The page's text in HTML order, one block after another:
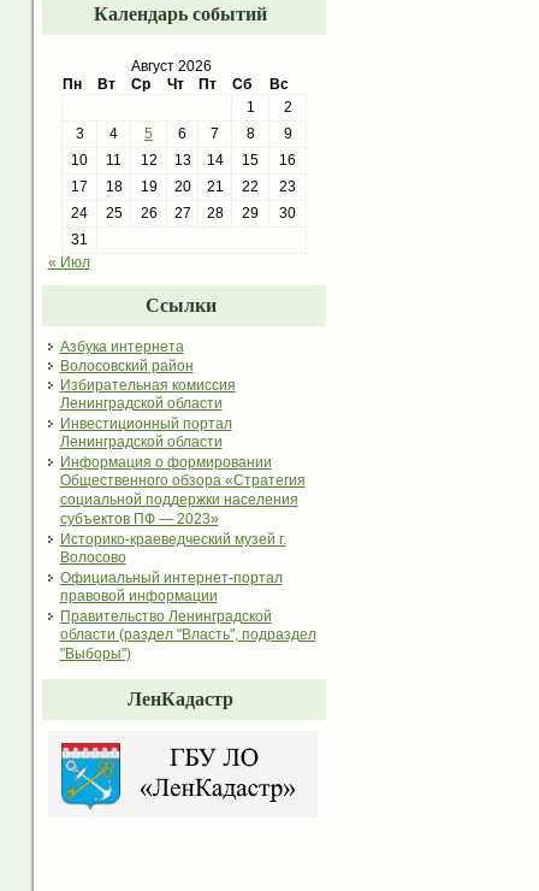
Календарь событий
Август 2026
Пн
Вт Ср Чт Пт Сб
Вс
1
2
3
4 5 6 7 8
9
10
11 12 13 14 15
16
17
18 19 20 21 22
23
24
25 26 27 28 29
30
31
« Июл
Ссылки
Азбука интернета
Волосовский район
Избирательная комиссия
Ленинградской области
Инвестиционный портал
Ленинградской области
Информация о формировании
Общественного обзора «Стратегия
социальной поддержки населения
субъектов ПФ — 2023»
Историко-краеведческий музей г.
Волосово
Официальный интернет-портал
правовой информации
Правительство Ленинградской
области (раздел "Власть", подраздел
"Выборы")
ЛенКадастр